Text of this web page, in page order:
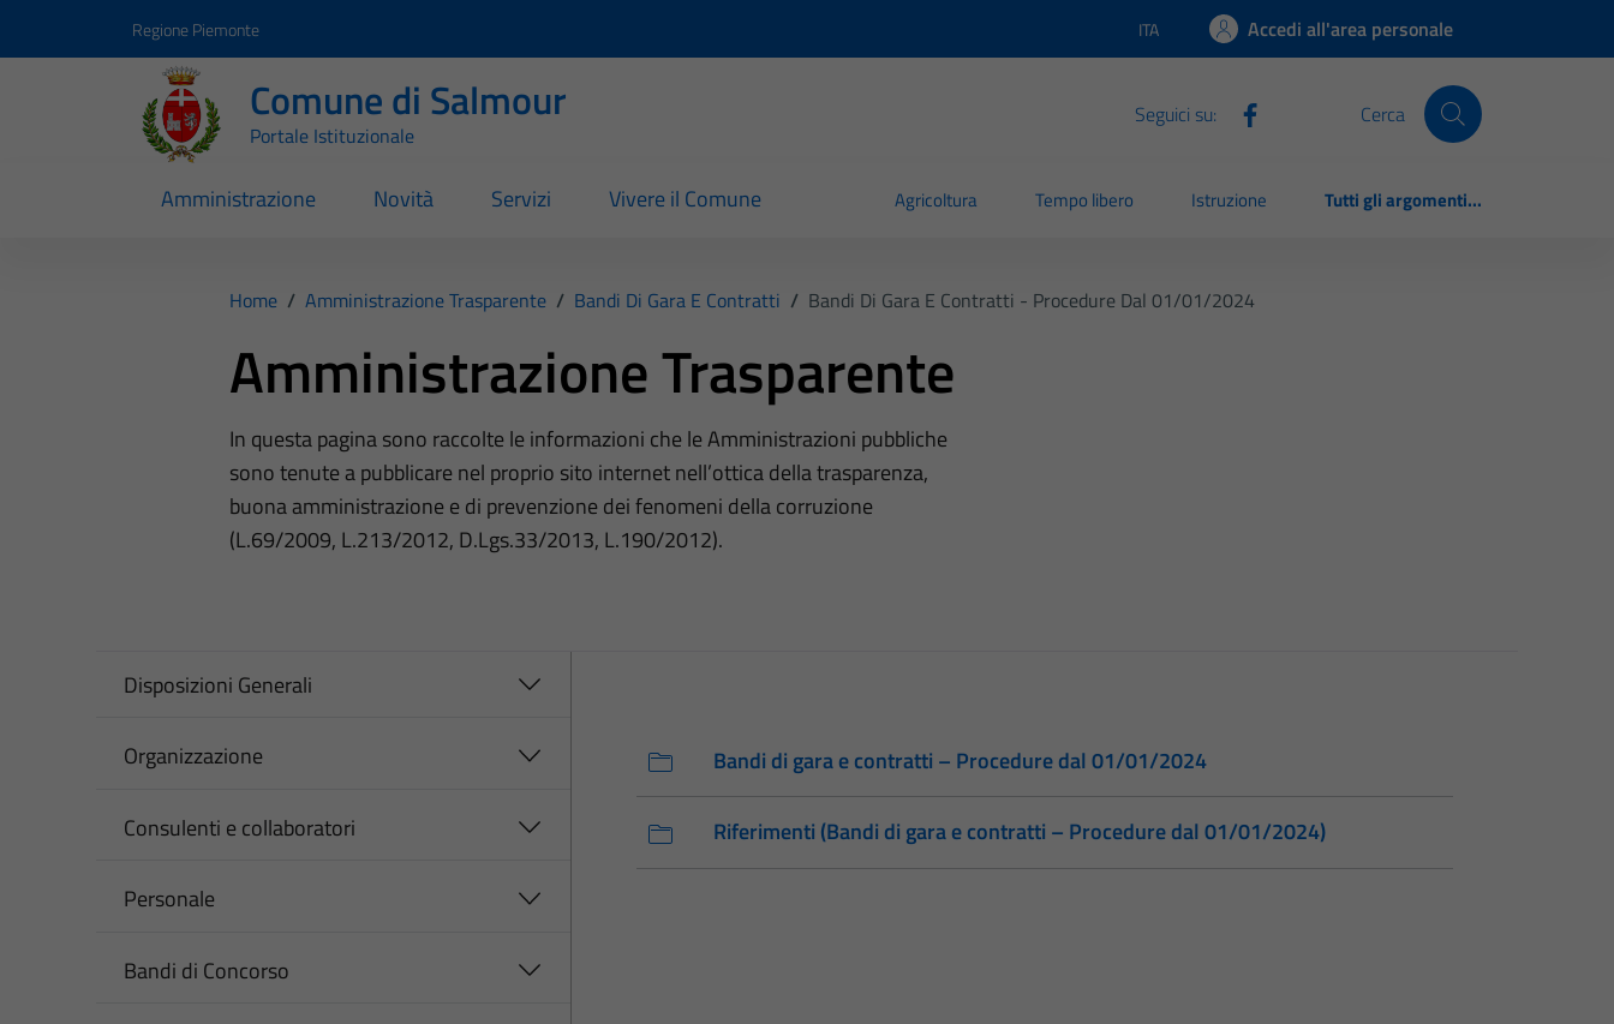
Regione Piemonte Lingua attiva:
ITA Accedi all'area personale
Comune di Salmour
Portale Istituzionale
Seguici su: Cerca
Amministrazione Novità Servizi Vivere il Comune Agricoltura Tempo libero Istruzione Tutti gli argomenti...
Home / Amministrazione Trasparente / Bandi Di Gara E Contratti / Bandi Di Gara E Contratti - Procedure Dal 01/01/2024
Amministrazione Trasparente
In questa pagina sono raccolte le informazioni che le Amministrazioni pubbliche
sono tenute a pubblicare nel proprio sito internet nell’ottica della trasparenza,
buona amministrazione e di prevenzione dei fenomeni della corruzione
(L.69/2009, L.213/2012, D.Lgs.33/2013, L.190/2012).
Disposizioni Generali
Organizzazione
Consulenti e collaboratori
Personale
Bandi di Concorso
Bandi di gara e contratti – Procedure dal 01/01/2024
Riferimenti (Bandi di gara e contratti – Procedure dal 01/01/2024)